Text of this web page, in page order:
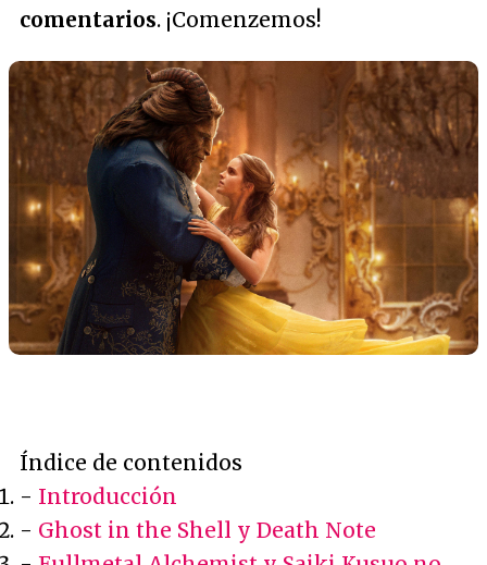
comentarios. ¡Comenzemos!
Índice de contenidos
- Introducción
- Ghost in the Shell y Death Note